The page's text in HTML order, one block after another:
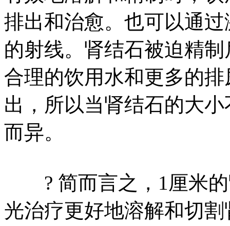
排出和治愈。也可以通
的射线。肾结石被迫精
合理的饮用水和更多的
出，所以当肾结石的大
而异。
? 简而言之，1厘米的
光治疗更好地溶解和切